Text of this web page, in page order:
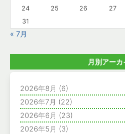
24
25 26 27
31
« 7月
月別アーカ
2026年8月 (6)
2026年7月 (22)
2026年6月 (23)
2026年5月 (3)